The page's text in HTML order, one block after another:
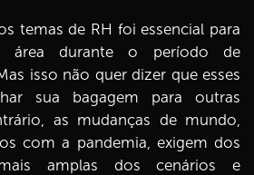
temas de RH foi essencial para
área durante o período de
isso não quer dizer que esses
sua bagagem para outras
as mudanças de mundo,
com a pandemia, exigem dos
amplas dos cenários e